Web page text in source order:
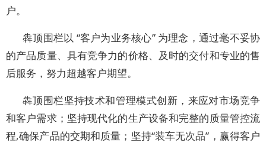
户。
犇顶围栏以 “客户为业务核心” 为理念，通过毫不妥协
的产品质量、具有竞争力的价格、及时的交付和专业的售
后服务，努力超越客户期望。
犇顶围栏坚持技术和管理模式创新，来应对市场竞争
和客户需求；坚持现代化的生产设备和完整的质量管控流
程,确保产品的交期和质量；坚持“装车无次品”，赢得客户